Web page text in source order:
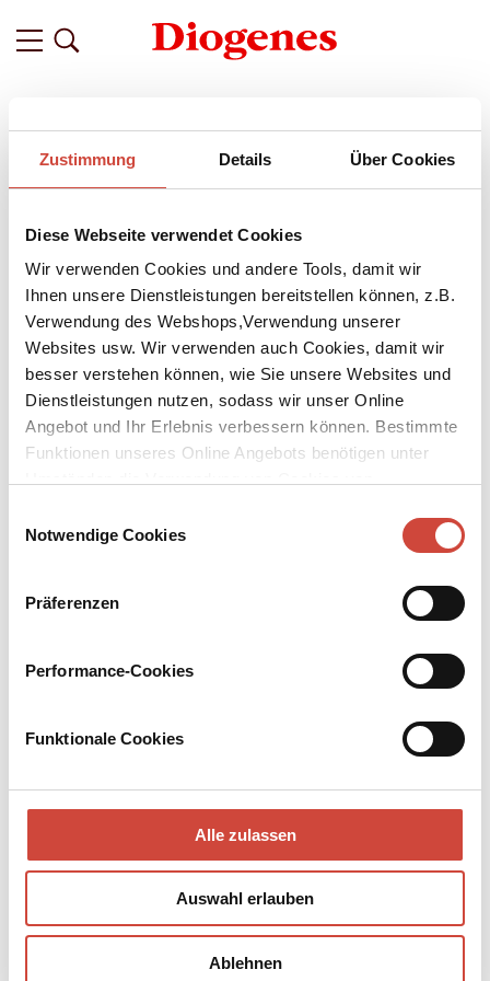
Zustimmung Details Über Cookies
Diese Webseite verwendet Cookies
Wir verwenden Cookies und andere Tools, damit wir
Ihnen unsere Dienstleistungen bereitstellen können, z.B.
Verwendung des Webshops,Verwendung unserer
Websites usw. Wir verwenden auch Cookies, damit wir
besser verstehen können, wie Sie unsere Websites und
Dienstleistungen nutzen, sodass wir unser Online
Angebot und Ihr Erlebnis verbessern können. Bestimmte
Funktionen unseres Online Angebots benötigen unter
Notwendige Cookies
Präferenzen
Performance-Cookies
Funktionale Cookies
Alle zulassen
Auswahl erlauben
Ablehnen
Related Featured
vor 11 Jahren
Petros Markaris: »Griechen sind wir
nicht durch Geburt, sondern durch
Teilhabe an der griechischen
Bildung.«
ÜbersetzerinMichaela Prinzingerspricht mit dem beliebten
griechischen Autor über »Deutsches« und »Griechisches« in
seinem Leben und Werk. Der »vierte« Band der Krisen-Trilogie